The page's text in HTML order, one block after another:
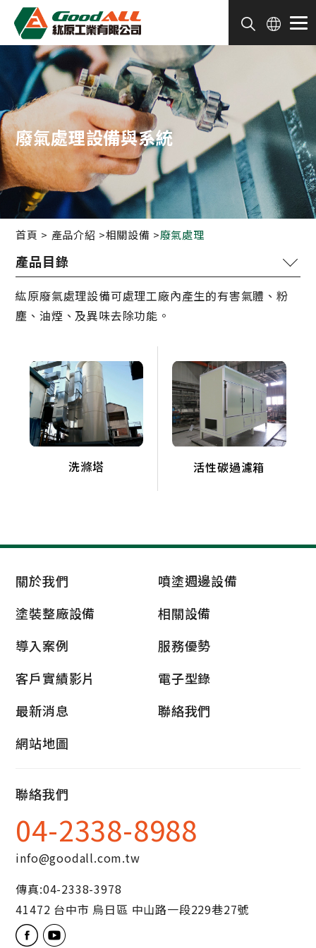
廢氣處理設備與系統
首頁 產品介紹 相關設備 廢氣處理
噴塗週邊設備
塗裝整廠設備
輸送系統
廢氣處理
目視檢測燈
濾網
塗裝機器人
紘原廢氣處理設備可處理工廠內產生的有害氣體、粉
塵、油煙、及異味去除功能。
洗滌塔 活性碳過濾箱
關於我們
噴塗週邊設備
塗裝整廠設備
相關設備
導入案例
服務優勢
客戶實績影片
電子型錄
最新消息
聯絡我們
網站地圖
聯絡我們
04-2338-8988
info@goodall.com.tw
傳真:04-2338-3978
41472 台中市 烏日區 中山路一段229巷27號
Cookie管理面板